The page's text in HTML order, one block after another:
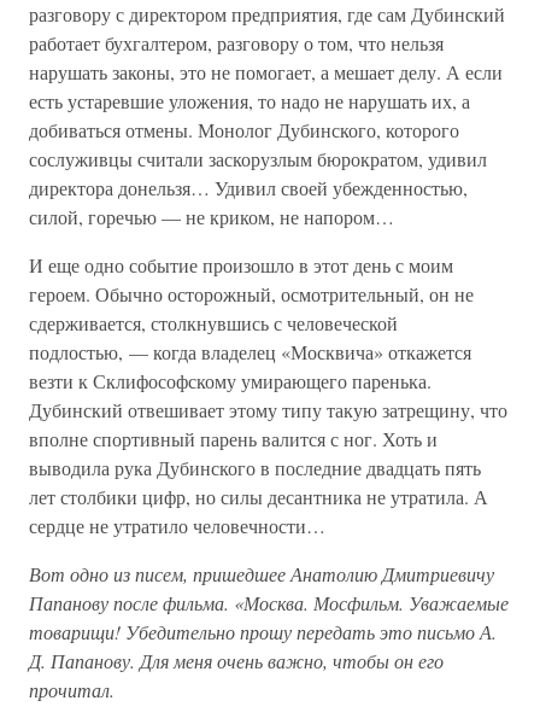
разговору с директором предприятия, где сам Дубинский
работает бухгалтером, разговору о том, что нельзя
нарушать законы, это не помогает, а мешает делу. А если
есть устаревшие уложения, то надо не нарушать их, а
добиваться отмены. Монолог Дубинского, которого
сослуживцы считали заскорузлым бюрократом, удивил
директора донельзя… Удивил своей убежденностью,
силой, горечью — не криком, не напором…
И еще одно событие произошло в этот день с моим
героем. Обычно осторожный, осмотрительный, он не
сдерживается, столкнувшись с человеческой
подлостью, — когда владелец «Москвича» откажется
везти к Склифософскому умирающего паренька.
Дубинский отвешивает этому типу такую затрещину, что
вполне спортивный парень валится с ног. Хоть и
выводила рука Дубинского в последние двадцать пять
лет столбики цифр, но силы десантника не утратила. А
сердце не утратило человечности…
Вот одно из писем, пришедшее Анатолию Дмитриевичу
Папанову после фильма. «Москва. Мосфильм. Уважаемые
товарищи! Убедительно прошу передать это письмо А.
Д. Папанову. Для меня очень важно, чтобы он его
прочитал.